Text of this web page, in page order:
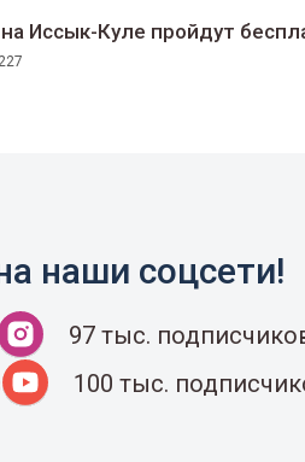
Иссык-Куле пройдут
227
наши соцсети!
97 тыс.
100 тыс.